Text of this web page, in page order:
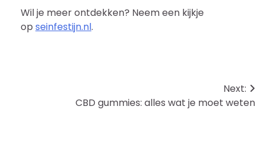
Wil je meer ontdekken? Neem een kijkje
op seinfestijn.nl.
Next:
CBD gummies: alles wat je moet weten